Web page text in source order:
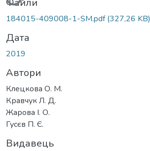
Вантажиться...
Файли
184015-409008-1-SM.pdf(327,26 KB)
Дата
2019
Автори
Клецкова О. М.
Кравчук Л. Д.
Жарова І. О.
Гусєв П. Є.
Видавець